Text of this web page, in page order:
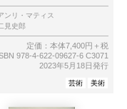
ンリ・マティス
見史郎
定価：本体7,400円＋税
978-4-622-09627-6 C3071
2023年5月18日発行
芸術 美術